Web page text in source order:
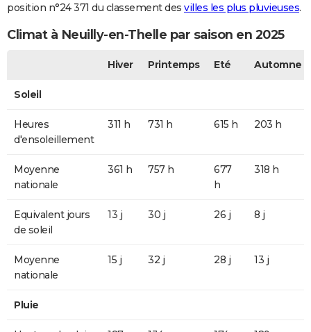
position n°24 371 du classement des villes les plus pluvieuses.
Climat à Neuilly-en-Thelle par saison en 2025
Hiver Printemps Eté Automne
Soleil
Heures
d'ensoleillement
311 h 731 h 615 h 203 h
Moyenne
nationale
361 h 757 h
677
h
318 h
Equivalent jours
de soleil
13 j 30 j 26 j 8 j
Moyenne
nationale
15 j 32 j 28 j 13 j
Pluie